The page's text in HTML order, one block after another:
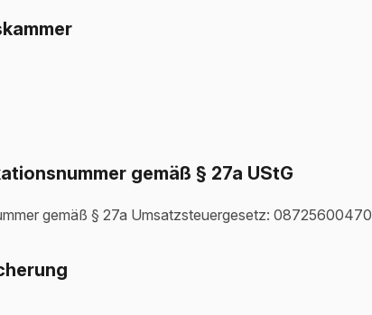
gemäß § 27a UStG
gemäß § 27a Umsatzsteuergesetz: 08725600470